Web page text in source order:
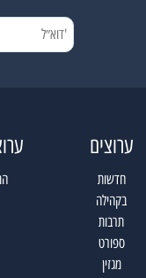
ערוצים
חדשות
בקהילה
תרבות
ספורט
מגזין